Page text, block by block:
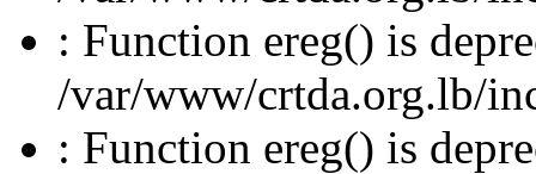
: Function ereg() is
/var/www/crtda.org.lb/
: Function ereg() is